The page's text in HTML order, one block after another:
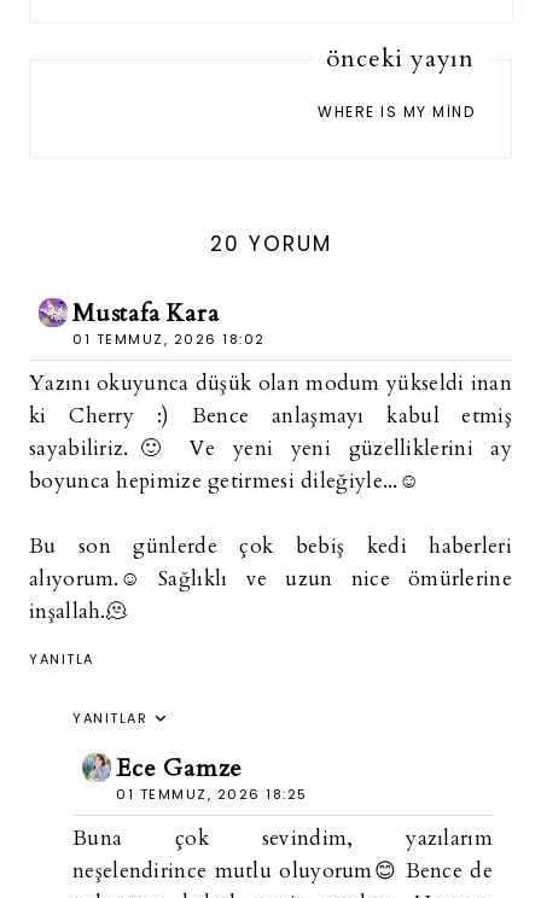
önceki yayın
WHERE IS MY MIND
20 YORUM
Mustafa Kara
01 TEMMUZ, 2026 18:02
Yazını okuyunca düşük olan modum yükseldi inan
ki Cherry :) Bence anlaşmayı kabul etmiş
sayabiliriz.🙂 Ve yeni yeni güzelliklerini ay
boyunca hepimize getirmesi dileğiyle...☺️
Bu son günlerde çok bebiş kedi haberleri
alıyorum.☺️ Sağlıklı ve uzun nice ömürlerine
inşallah.🫠​
YANITLA
YANITLAR
Ece Gamze
01 TEMMUZ, 2026 18:25
Buna çok sevindim, yazılarım
neşelendirince mutlu oluyorum😊 Bence de